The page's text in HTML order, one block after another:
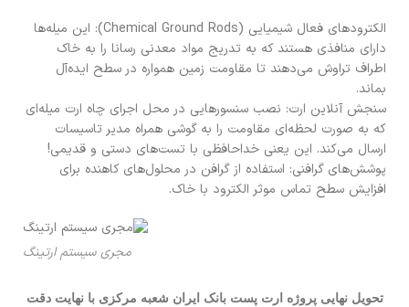
الکترودهای فعال شیمیایی (Chemical Ground Rods): این میله‌ها
دارای منافذی هستند که به تدریج مواد معدنی رسانا را به خاک
اطراف تراوش می‌دهند تا مقاومت زمین همواره در سطح ایده‌آل
بماند.
سنجش آنلاین ارت: نصب سنسورهایی در محل اجرای چاه ارت میله‌ای
که به صورت لحظه‌ای مقاومت را به گوشی همراه مدیر تاسیسات
ارسال می‌کند. این یعنی خداحافظی با تست‌های دستی و قدیمی!
پوشش‌های گرافنی: استفاده از گرافن در محلول‌های کاهنده برای
افزایش سطح تماس موثر الکترود با خاک.
مجری سیستم ارتینگ
تحویل نهایی پروژه ارت پست بانک ایران شعبه مرکزی با نهایت دقت